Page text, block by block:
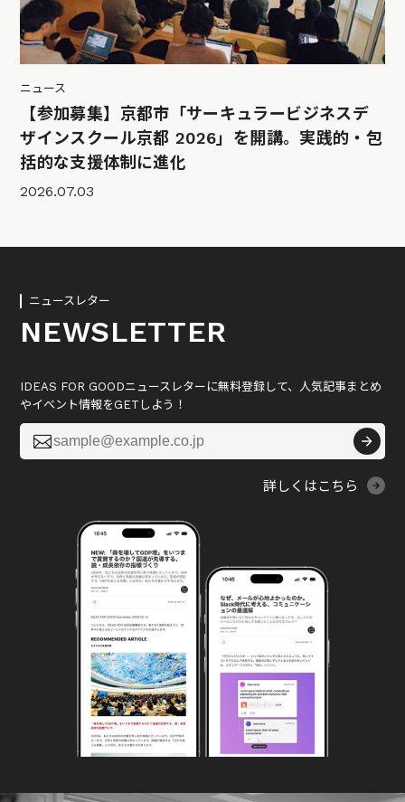
ニュース
【参加募集】京都市「サーキュラービジネスデ
ザインスクール京都 2026」を開講。実践的・包
括的な支援体制に進化
2026.07.03
ニュースレター
NEWSLETTER
IDEAS FOR GOODニュースレターに無料登録して、人気記事まとめ
やイベント情報をGETしよう！

詳しくはこちら